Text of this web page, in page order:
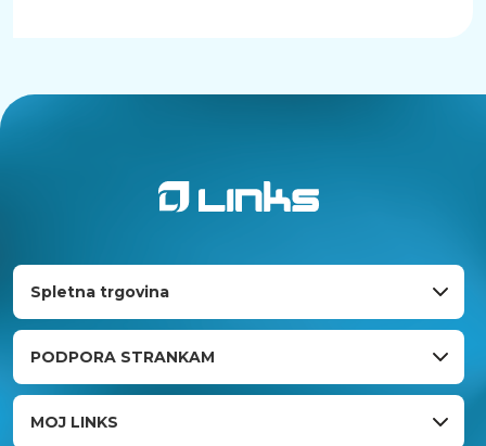
Spletna trgovina
PODPORA STRANKAM
MOJ LINKS